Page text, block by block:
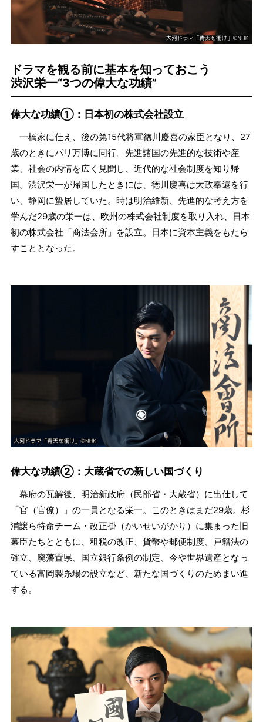
ドラマを観る前に基本を知っておこう
渋沢栄一“3つの偉大な功績”
偉大な功績①：日本初の株式会社設立
一橋家に仕え、後の第15代将軍徳川慶喜の家臣となり、27
歳のときにパリ万博に同行。先進諸国の先進的な技術や産
業、社会の内情を広く見聞し、近代的な社会制度を知り帰
国。渋沢栄一が帰国したときには、徳川慶喜は大政奉還を行
い、静岡に蟄居していた。時は明治維新、先進的な考え方を
学んだ29歳の栄一は、欧州の株式会社制度を取り入れ、日本
初の株式会社「商法会所」を設立。日本に資本主義をもたら
すこととなった。
偉大な功績②：大蔵省での新しい国づくり
幕府の瓦解後、明治新政府（民部省・大蔵省）に出仕して
「官（官僚）」の一員となる栄一。このときはまだ29歳。杉
浦譲ら特命チーム・改正掛（かいせいがかり）に集まった旧
幕臣たちとともに、租税の改正、貨幣や郵便制度、戸籍法の
確立、廃藩置県、国立銀行条例の制定、今や世界遺産となっ
ている富岡製糸場の設立など、新たな国づくりのためまい進
する。